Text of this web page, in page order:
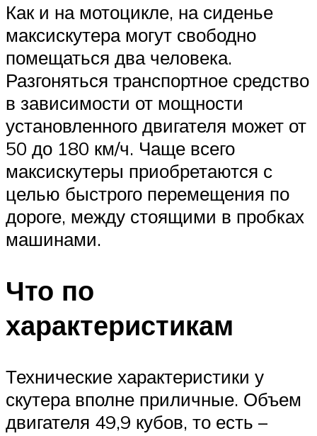
Как и на мотоцикле, на сиденье
максискутера могут свободно
помещаться два человека.
Разгоняться транспортное средство
в зависимости от мощности
установленного двигателя может от
50 до 180 км/ч. Чаще всего
максискутеры приобретаются с
целью быстрого перемещения по
дороге, между стоящими в пробках
машинами.
Что по
характеристикам
Технические характеристики у
скутера вполне приличные. Объем
двигателя 49,9 кубов, то есть –